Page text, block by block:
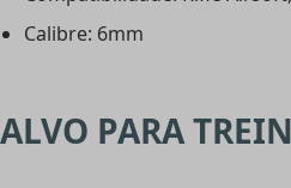
Calibre: 6mm
ALVO PARA